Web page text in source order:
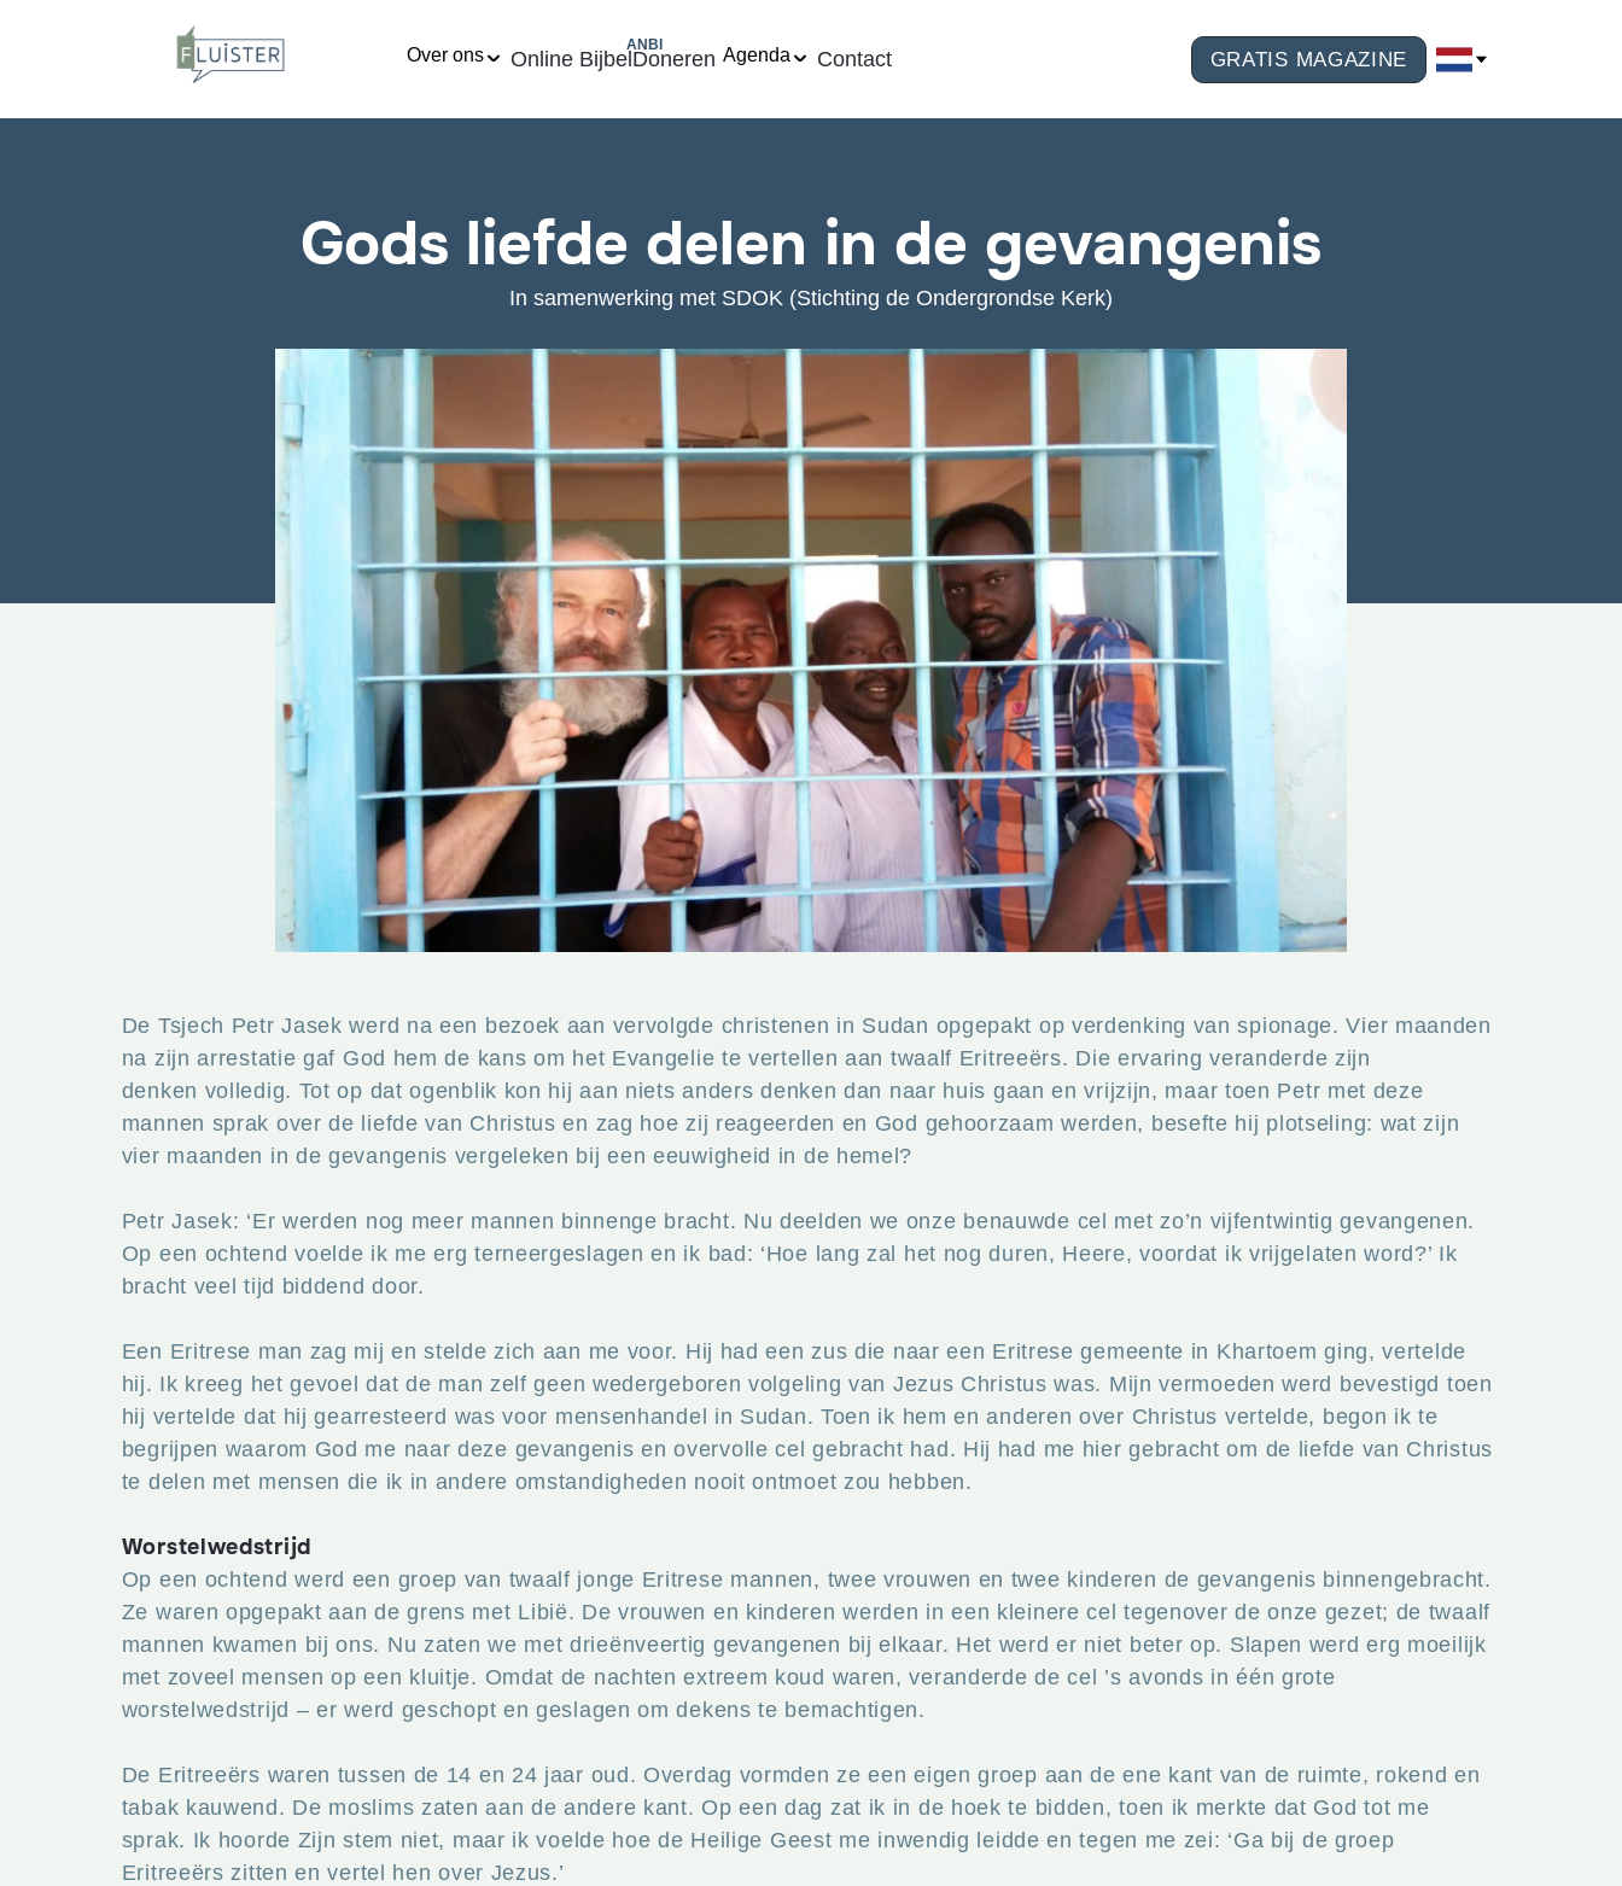
Over ons Online BijbelDoneren
ANBI Agenda Contact GRATIS MAGAZINE
Gods liefde delen in de gevangenis
In samenwerking met SDOK (Stichting de Ondergrondse Kerk)
De Tsjech Petr Jasek werd na een bezoek aan vervolgde christenen in Sudan opgepakt op verdenking van spionage. Vier maanden
na zijn arrestatie gaf God hem de kans om het Evangelie te vertellen aan twaalf Eritreeërs. Die ervaring veranderde zijn
denken volledig. Tot op dat ogenblik kon hij aan niets anders denken dan naar huis gaan en vrijzijn, maar toen Petr met deze
mannen sprak over de liefde van Christus en zag hoe zij reageerden en God gehoorzaam werden, besefte hij plotseling: wat zijn
vier maanden in de gevangenis vergeleken bij een eeuwigheid in de hemel?
Petr Jasek: ‘Er werden nog meer mannen binnenge bracht. Nu deelden we onze benauwde cel met zo’n vijfentwintig gevangenen.
Op een ochtend voelde ik me erg terneergeslagen en ik bad: ‘Hoe lang zal het nog duren, Heere, voordat ik vrijgelaten word?’ Ik
bracht veel tijd biddend door.
Een Eritrese man zag mij en stelde zich aan me voor. Hij had een zus die naar een Eritrese gemeente in Khartoem ging, vertelde
hij. Ik kreeg het gevoel dat de man zelf geen wedergeboren volgeling van Jezus Christus was. Mijn vermoeden werd bevestigd toen
hij vertelde dat hij gearresteerd was voor mensenhandel in Sudan. Toen ik hem en anderen over Christus vertelde, begon ik te
begrijpen waarom God me naar deze gevangenis en overvolle cel gebracht had. Hij had me hier gebracht om de liefde van Christus
te delen met mensen die ik in andere omstandigheden nooit ontmoet zou hebben.
Worstelwedstrijd
Op een ochtend werd een groep van twaalf jonge Eritrese mannen, twee vrouwen en twee kinderen de gevangenis binnengebracht.
Ze waren opgepakt aan de grens met Libië. De vrouwen en kinderen werden in een kleinere cel tegenover de onze gezet; de twaalf
mannen kwamen bij ons. Nu zaten we met drieënveertig gevangenen bij elkaar. Het werd er niet beter op. Slapen werd erg moeilijk
met zoveel mensen op een kluitje. Omdat de nachten extreem koud waren, veranderde de cel ’s avonds in één grote
worstelwedstrijd – er werd geschopt en geslagen om dekens te bemachtigen.
De Eritreeërs waren tussen de 14 en 24 jaar oud. Overdag vormden ze een eigen groep aan de ene kant van de ruimte, rokend en
tabak kauwend. De moslims zaten aan de andere kant. Op een dag zat ik in de hoek te bidden, toen ik merkte dat God tot me
sprak. Ik hoorde Zijn stem niet, maar ik voelde hoe de Heilige Geest me inwendig leidde en tegen me zei: ‘Ga bij de groep
Eritreeërs zitten en vertel hen over Jezus.’